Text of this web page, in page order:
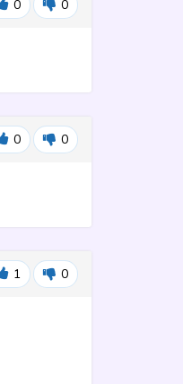
0 0
0 0
1 0